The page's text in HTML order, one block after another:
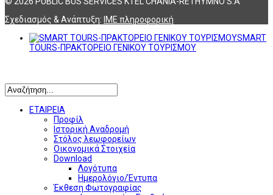
Σχεδιασμός & Ανάπτυξη: ΙΜΕ πληροφορική
SMART
TOURS-ΠΡΑΚΤΟΡΕΙΟ ΓΕΝΙΚΟΥ ΤΟΥΡΙΣΜΟΥ
ΕΤΑΙΡΕΙΑ
Προφίλ
Ιστορική Αναδρομή
Στόλος λεωφορείων
Οικονομικά Στοιχεία
Download
Λογότυπα
Ημερολόγιο/Έντυπα
Έκθεση Φωτογραφίας